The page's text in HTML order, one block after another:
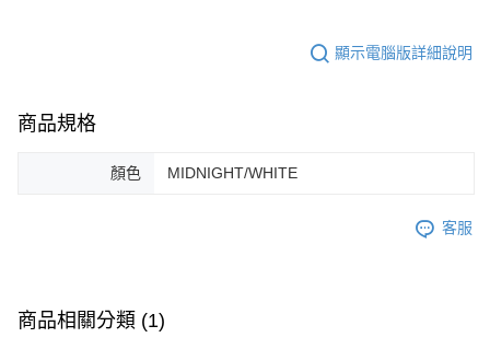
顯示電腦版詳細說明
商品規格
顏色 MIDNIGHT/WHITE
客服
商品相關分類 (1)